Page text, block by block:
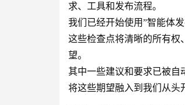
求、工具和发布流程。
我们已经开始使用”智能体
这些检查点将清晰的所有权
望。
其中一些建议和要求已被自
将这些期望融入到我们从头